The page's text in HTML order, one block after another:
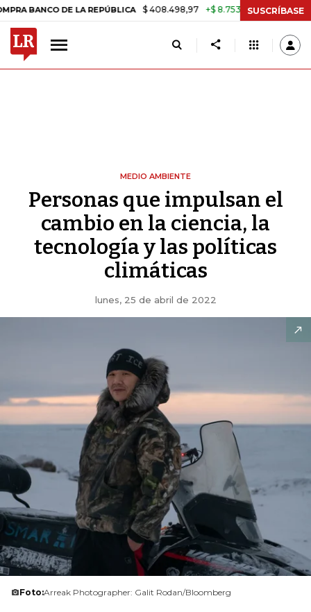
DE LA REPÚBLICA $ 408.498,97 +$ 8.753,81 +2,19% TASA DE
SUSCRÍBASE
MEDIO AMBIENTE
Personas que impulsan el
cambio en la ciencia, la
tecnología y las políticas
climáticas
lunes, 25 de abril de 2022
Foto:Arreak Photographer: Galit Rodan/Bloomberg